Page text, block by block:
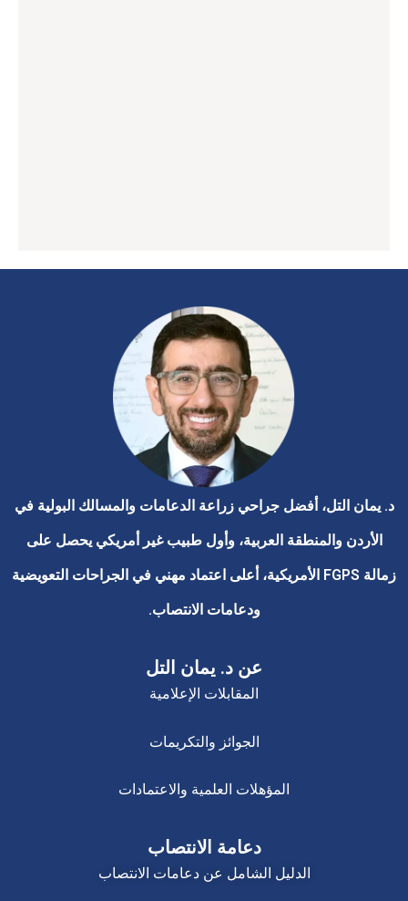
د. يمان التل، أفضل جراحي زراعة الدعامات والمسالك البولية في
الأردن والمنطقة العربية، وأول طبيب غير أمريكي يحصل على
زمالة FGPS الأمريكية، أعلى اعتماد مهني في الجراحات التعويضية
ودعامات الانتصاب.
عن د. يمان التل
المقابلات الإعلامية
الجوائز والتكريمات
المؤهلات العلمية والاعتمادات
دعامة الانتصاب
الدليل الشامل عن دعامات الانتصاب